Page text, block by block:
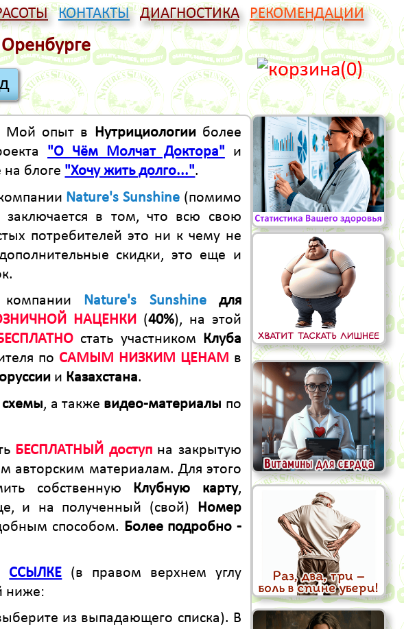
КОНТАКТЫ ДИАГНОСТИКА РЕКОМЕНДАЦИИ
Оренбурге
(0)
Мой опыт в Нутрициологииболее
"О Чём Молчат Доктора" и
на блоге "Хочу жить долго...".
Nature's Sunshine (помимо
заключается в том, что всю свою
потребителей это ни к чему не
скидки, это еще и
компании Nature's Sunshine
для
НАЦЕНКИ(40%), на этой
стать участником Клуба
по САМЫМ НИЗКИМ ЦЕНАМ в
и Казахстана.
, а также видео-материалы по
БЕСПЛАТНЫЙ доступна закрытую
авторским материалам. Для этого
собственную Клубную карту,
и на полученный (свой) Номер
способом. Более подробно -
ССЫЛКЕ (в правом верхнем углу
ниже:
из выпадающего списка). В